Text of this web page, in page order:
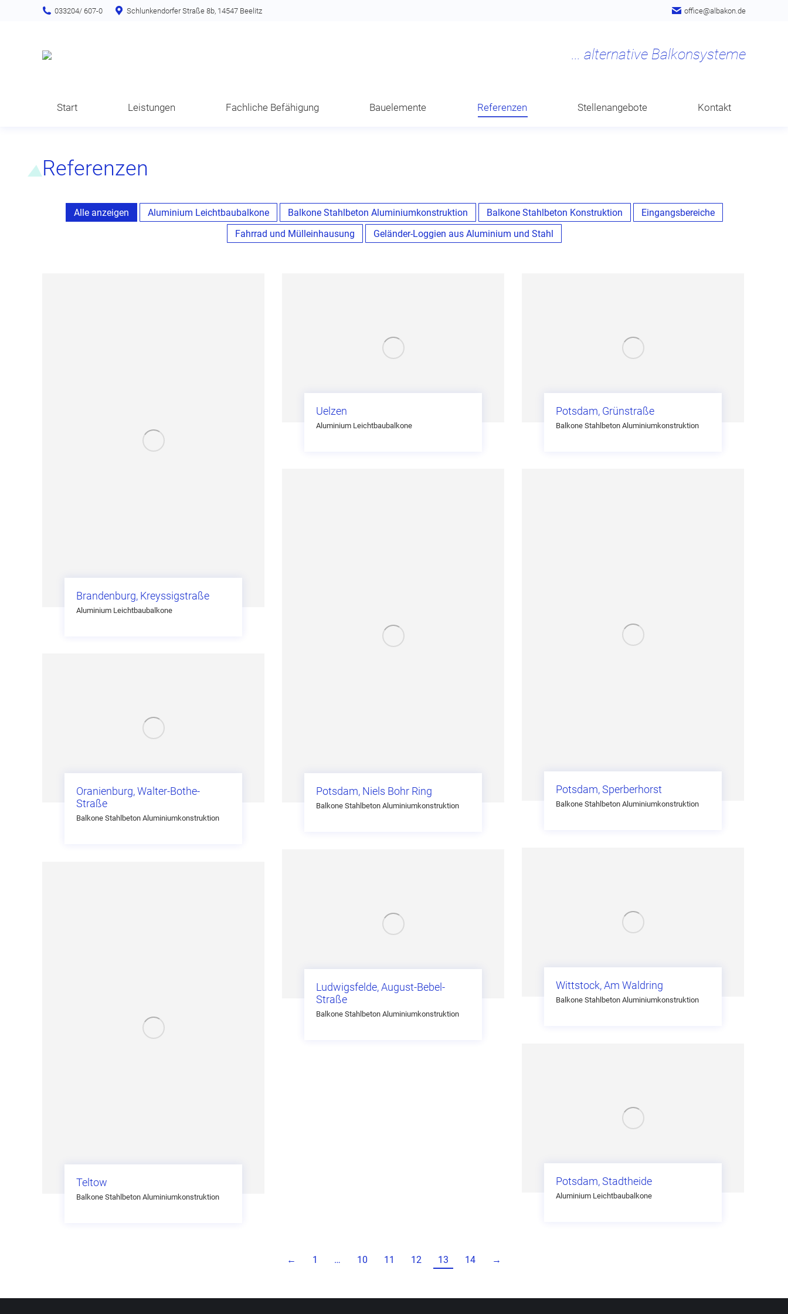
033204/ 607-0 Schlunkendorfer Straße 8b, 14547 Beelitz office@albakon.de
Start Leistungen Fachliche Befähigung Bauelemente Referenzen Stellenangebote Kontakt
Referenzen
Alle anzeigen Aluminium Leichtbaubalkone Balkone Stahlbeton Aluminiumkonstruktion Balkone Stahlbeton Konstruktion
Eingangsbereiche
Fahrrad und Mülleinhausung
Geländer-Loggien aus Aluminium und Stahl
Brandenburg, Kreyssigstraße
Aluminium Leichtbaubalkone
Uelzen
Aluminium Leichtbaubalkone
Potsdam, Grünstraße
Balkone Stahlbeton Aluminiumkonstruktion
Potsdam, Niels Bohr Ring
Balkone Stahlbeton Aluminiumkonstruktion
Potsdam, Sperberhorst
Balkone Stahlbeton Aluminiumkonstruktion
Oranienburg, Walter-Bothe-
Straße
Balkone Stahlbeton Aluminiumkonstruktion
Wittstock, Am Waldring
Balkone Stahlbeton Aluminiumkonstruktion
Ludwigsfelde, August-Bebel-
Straße
Balkone Stahlbeton Aluminiumkonstruktion
Teltow
Balkone Stahlbeton Aluminiumkonstruktion
Potsdam, Stadtheide
Aluminium Leichtbaubalkone
← 1 … 10 11 12 13 14 →